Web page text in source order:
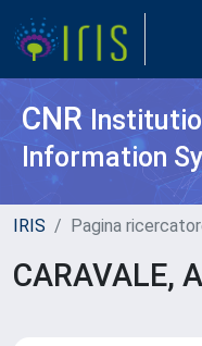
CNR
Information
IRIS Pagina
CARAVALE,